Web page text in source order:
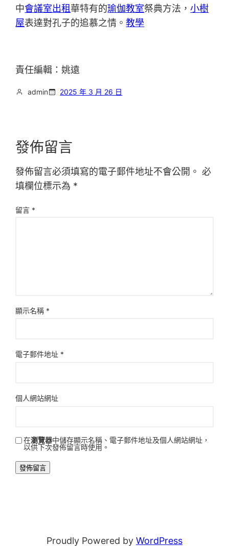
中會議室出租華特有的瑜伽教室祭典方法，小樹
屋表達對孔子的追慕之情。教學
責任編輯：姚遠
admin 2025 年 3 月 26 日
發佈留言
發佈留言必須填寫的電子郵件地址不會公開。 必
填欄位標示為 *
留言 *
顯示名稱 *
電子郵件地址 *
個人網站網址
在瀏覽器中儲存顯示名稱、電子郵件地址及個人網站網址，
以供下次發佈留言時使用。
Proudly Powered by WordPress